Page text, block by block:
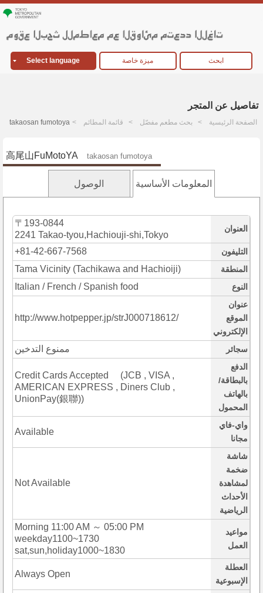
Select language ميزة خاصة ابحث
تفاصيل عن المتجر
الصفحة الرئيسية بحث مطعم مفصّل قائمة المطائم takaosan fumotoya
高尾山FuMotoYA takaosan fumotoya
المعلومات الأساسية الوصول
العنوان
〒193-0844
2241 Takao-tyou,Hachiouji-shi,Tokyo
التليفون +81-42-667-7568
المنطقة Tama Vicinity (Tachikawa and Hachioiji)
النوع Italian / French / Spanish food
عنوان
الموقع
الإلكتروني
http://www.hotpepper.jp/strJ000718612/
سجائر ممنوع التدخين
الدفع
بالبطاقة/
بالهاتف
المحمول
Credit Cards Accepted (JCB , VISA ,
AMERICAN EXPRESS , Diners Club ,
UnionPay(銀聯))
واي-فاي
مجانا
Available
شاشة
ضخمة
لمشاهدة
الأحداث
الرياضية
Not Available
مواعيد
العمل
Morning 11:00 AM ～ 05:00 PM
weekday1100~1730
sat,sun,holiday1000~1830
العطلة
الإسبوعية
Always Open